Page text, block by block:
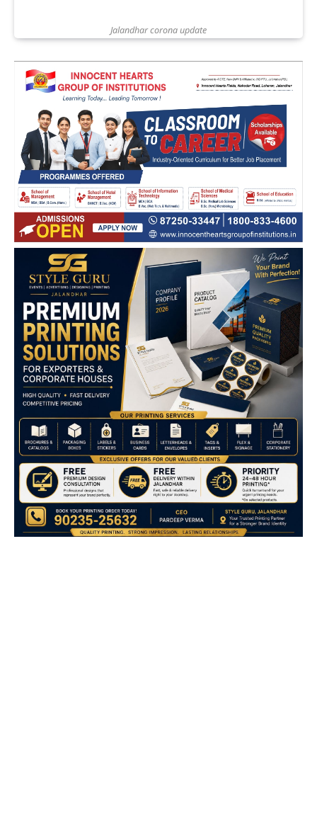
Jalandhar corona update